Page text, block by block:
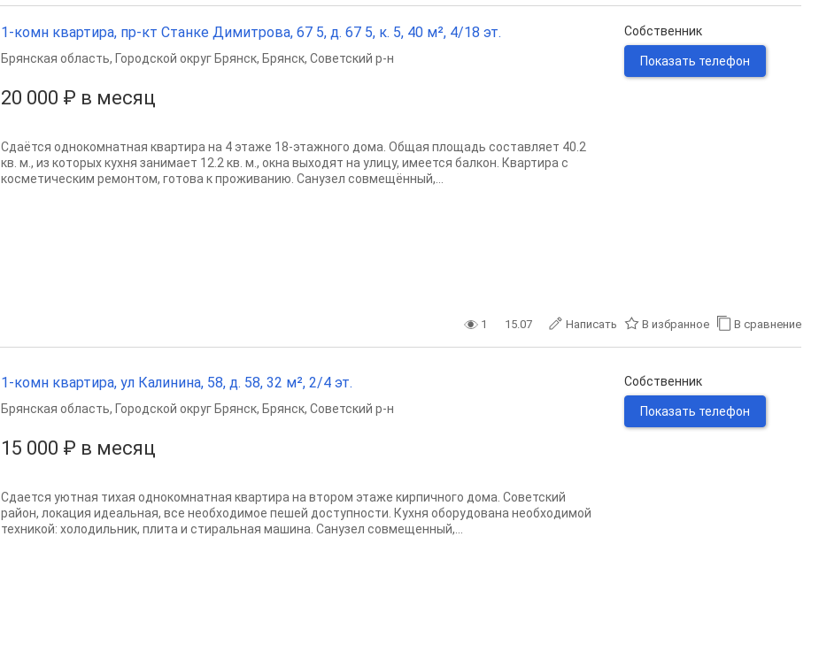
1-комн квартира, пр-кт Станке Димитрова, 67 5, д. 67 5, к. 5, 40 м², 4/18 эт.
20 000 ₽ в месяц
Брянская область, Городской округ Брянск, Брянск, Советский р-н
Сдаётся однокомнатная квартира на 4 этаже 18-этажного дома. Общая площадь составляет 40.2
кв. м., из которых кухня занимает 12.2 кв. м., окна выходят на улицу, имеется балкон. Квартира с
косметическим ремонтом, готова к проживанию. Санузел совмещённый,...
Собственник
Показать телефон
1 15.07 Написать В избранное В сравнение
1-комн квартира, ул Калинина, 58, д. 58, 32 м², 2/4 эт.
15 000 ₽ в месяц
Брянская область, Городской округ Брянск, Брянск, Советский р-н
Сдается уютная тихая однокомнатная квартира на втором этаже кирпичного дома. Советский
район, локация идеальная, все необходимое пешей доступности. Кухня оборудована необходимой
техникой: холодильник, плита и стиральная машина. Санузел совмещенный,...
Собственник
Показать телефон